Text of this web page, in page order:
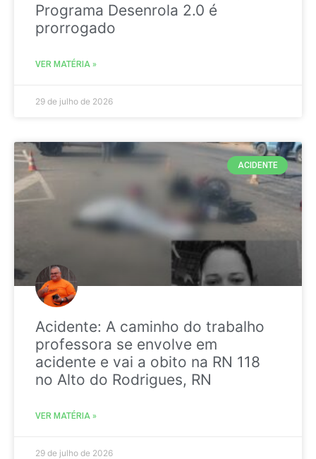
Programa Desenrola 2.0 é
prorrogado
VER MATÉRIA »
29 de julho de 2026
ACIDENTE
Acidente: A caminho do trabalho
professora se envolve em
acidente e vai a obito na RN 118
no Alto do Rodrigues, RN
VER MATÉRIA »
29 de julho de 2026